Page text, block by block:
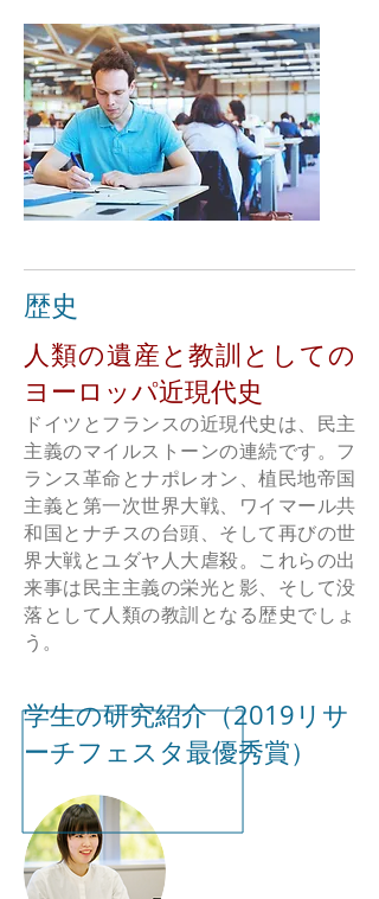
歴史
人類の遺産と教訓としての
ヨーロッパ近現代史
ドイツとフランスの近現代史は、民主
主義のマイルストーンの連続です。フ
ランス革命とナポレオン、植民地帝国
主義と第一次世界大戦、ワイマール共
和国とナチスの台頭、そして再びの世
界大戦とユダヤ人大虐殺。これらの出
来事は民主主義の栄光と影、そして没
落として人類の教訓となる歴史でしょ
う。
学生の研究紹介（2019リサ
ーチフェスタ最優秀賞）